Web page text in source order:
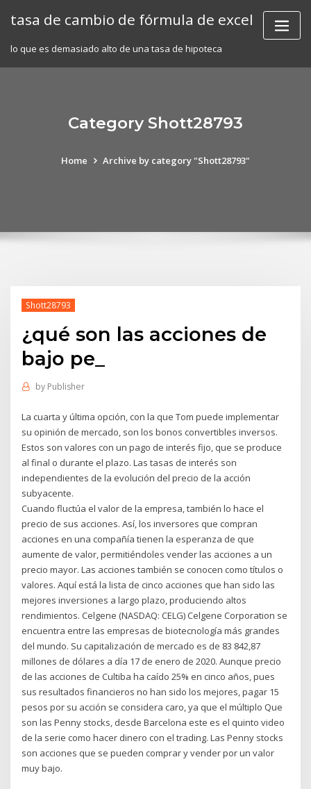
tasa de cambio de fórmula de excel
lo que es demasiado alto de una tasa de hipoteca
Category Shott28793
Home Archive by category "Shott28793"
Shott28793
¿qué son las acciones de
bajo pe_
by Publisher
La cuarta y última opción, con la que Tom puede implementar
su opinión de mercado, son los bonos convertibles inversos.
Estos son valores con un pago de interés fijo, que se produce
al final o durante el plazo. Las tasas de interés son
independientes de la evolución del precio de la acción
subyacente.
Cuando fluctúa el valor de la empresa, también lo hace el
precio de sus acciones. Así, los inversores que compran
acciones en una compañía tienen la esperanza de que
aumente de valor, permitiéndoles vender las acciones a un
precio mayor. Las acciones también se conocen como títulos o
valores. Aquí está la lista de cinco acciones que han sido las
mejores inversiones a largo plazo, produciendo altos
rendimientos. Celgene (NASDAQ: CELG) Celgene Corporation se
encuentra entre las empresas de biotecnología más grandes
del mundo. Su capitalización de mercado es de 83 842,87
millones de dólares a día 17 de enero de 2020. Aunque precio
de las acciones de Cultiba ha caído 25% en cinco años, pues
sus resultados financieros no han sido los mejores, pagar 15
pesos por su acción se considera caro, ya que el múltiplo Que
son las Penny stocks, desde Barcelona este es el quinto video
de la serie como hacer dinero con el trading. Las Penny stocks
son acciones que se pueden comprar y vender por un valor
muy bajo.